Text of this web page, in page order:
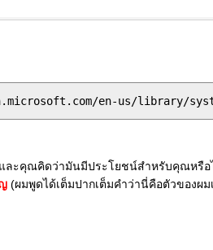
และคุณคิดว่ามันมีประโยชน์สำหรับคุณหรือ
(ผมพูดได้เต็มปากเต็มคำว่านี่คือตัวของผม